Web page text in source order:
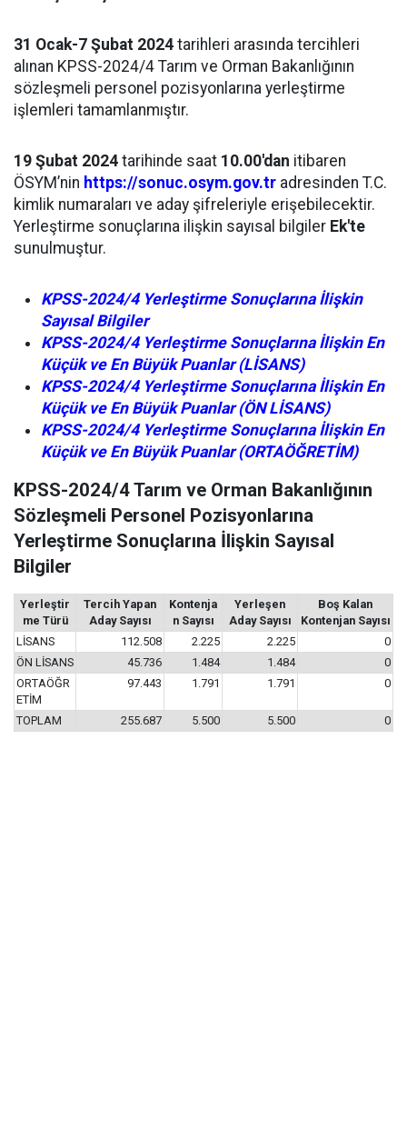
31 Ocak-7 Şubat 2024 tarihleri arasında tercihleri
alınan KPSS-2024/4 Tarım ve Orman Bakanlığının
sözleşmeli personel pozisyonlarına yerleştirme
işlemleri tamamlanmıştır.
19 Şubat 2024 tarihinde saat 10.00'dan itibaren
ÖSYM’nin https://sonuc.osym.gov.tr adresinden T.C.
kimlik numaraları ve aday şifreleriyle erişebilecektir.
Yerleştirme sonuçlarına ilişkin sayısal bilgiler Ek'te
sunulmuştur.
KPSS-2024/4 Yerleştirme Sonuçlarına İlişkin
Sayısal Bilgiler
KPSS-2024/4 Yerleştirme Sonuçlarına İlişkin En
Küçük ve En Büyük Puanlar (LİSANS)
KPSS-2024/4 Yerleştirme Sonuçlarına İlişkin En
Küçük ve En Büyük Puanlar (ÖN LİSANS)
KPSS-2024/4 Yerleştirme Sonuçlarına İlişkin En
Küçük ve En Büyük Puanlar (ORTAÖĞRETİM)
KPSS-2024/4 Tarım ve Orman Bakanlığının
Sözleşmeli Personel Pozisyonlarına
Yerleştirme Sonuçlarına İlişkin Sayısal
Bilgiler
Yerleştir
me Türü
Tercih Yapan
Aday Sayısı
Kontenja
n Sayısı
Yerleşen
Aday Sayısı
Boş Kalan
Kontenjan Sayısı
LİSANS
112.508 2.225 2.225
0
ÖN LİSANS
45.736 1.484 1.484
0
ORTAÖĞR
ETİM
97.443 1.791 1.791 0
TOPLAM 255.687 5.500 5.500 0